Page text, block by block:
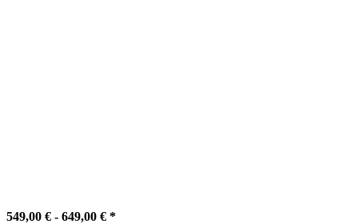
549,00 € - 649,00 € *